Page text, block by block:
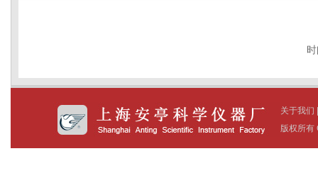
关于我们
版权所